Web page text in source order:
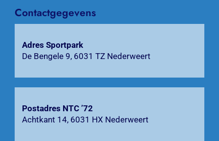
Activiteiten
Agenda
Zoeken
Contactgegevens
Adres Sportpark
De Bengele 9, 6031 TZ Nederweert
Postadres NTC ’72
Achtkant 14, 6031 HX Nederweert